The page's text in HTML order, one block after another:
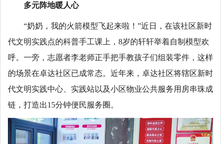
多元阵地暖人心
“奶奶，我的火箭模型飞起来啦！”近日，在该社区新时
代文明实践点的科普手工课上，8岁的轩轩举着自制模型欢
呼。一旁，志愿者李老师正手把手教孩子们组装零件，这样
的场景在卓达社区已成常态。近年来，卓达社区将辖区新时
代文明实践中心、实践站以及小区物业公共服务用房串珠成
链，打造出15分钟便民服务圈。